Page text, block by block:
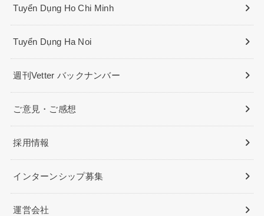
Tuyển Dụng Ho Chi Minh
Tuyển Dụng Ha Noi
週刊Vetter バックナンバー
ご意見・ご感想
採用情報
インターンシップ募集
運営会社